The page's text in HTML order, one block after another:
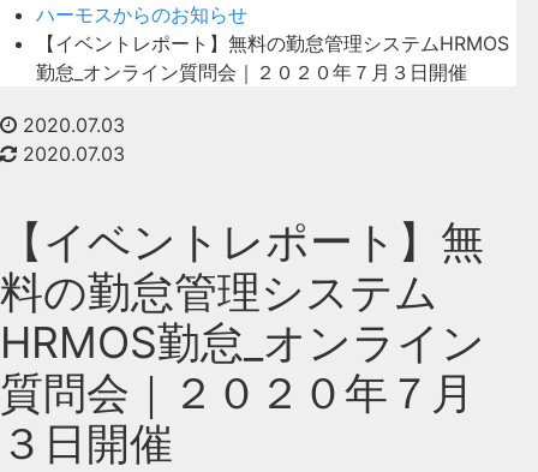
ハーモスからのお知らせ
【イベントレポート】無料の勤怠管理システムHRMOS
勤怠_オンライン質問会｜２０２０年７月３日開催
2020.07.03
2020.07.03
【イベントレポート】無
料の勤怠管理システム
HRMOS勤怠_オンライン
質問会｜２０２０年７月
３日開催